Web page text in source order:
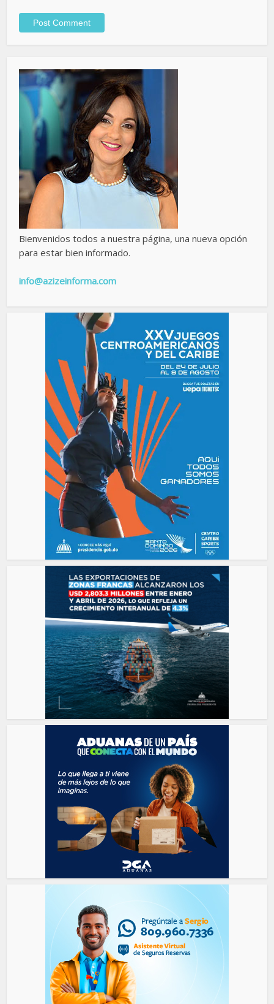
Bienvenidos todos a nuestra página, una nueva opción
para estar bien informado.
info@azizeinforma.com